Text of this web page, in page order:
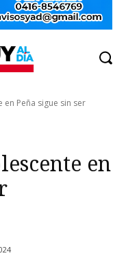
Peña sigue sin ser
en